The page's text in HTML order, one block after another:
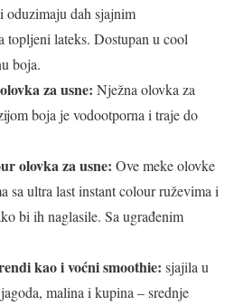
oduzimaju dah sjajnim
topljeni lateks. Dostupan u cool
boja.
za usne: Nježna olovka za
boja je vodootporna i traje do
olovka za usne: Ove meke olovke
sa ultra last instant colour ruževima i
bi ih naglasile. Sa ugrađenim
kao i voćni smoothie: sjajila u
malina i kupina – srednje